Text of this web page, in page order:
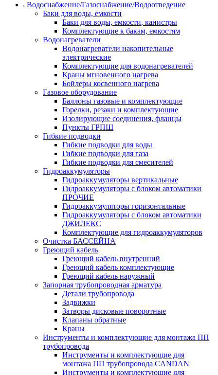
Водоснабжение/Газоснабжение/Водоотведение
Баки для воды, емкости
Баки для воды, емкости, канистры
Комплектующие к бакам, емкостям
Водонагреватели
Водонагреватели накопительные
электрические
Комплектующие для водонагревателей
Краны мгновенного нагрева
Бойлеры косвенного нагрева
Газовое оборудование
Баллоны газовые и комплектующие
Горелки, резаки и комплектующие
Изолирующие соединения, фланцы
Пункты ГРПШ
Гибкие подводки
Гибкие подводки для воды
Гибкие подводки для газа
Гибкие подводки для смесителей
Гидроаккумуляторы
Гидроаккумуляторы вертикальные
Гидроаккумуляторы с блоком автоматики
ПРОЧИЕ
Гидроаккумуляторы горизонтальные
Гидроаккумуляторы с блоком автоматики
ДЖИЛЕКС
Комплектующие для гидроаккумуляторов
Очистка БАССЕЙНА
Греющий кабель
Греющий кабель внутренний
Греющий кабель комплектующие
Греющий кабель наружный
Запорная трубопроводная арматура
Детали трубопровода
Задвижки
Затворы дисковые поворотные
Клапаны обратные
Краны
Инструменты и комплектующие для монтажа ПП
трубопровода
Инструменты и комплектующие для
монтажа ПП трубопровода CANDAN
Инструменты и комплектующие для